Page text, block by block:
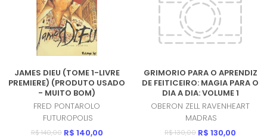
JAMES DIEU (TOME 1-LIVRE
PREMIERE) (PRODUTO USADO
- MUITO BOM)
FRED PONTAROLO
FUTUROPOLIS
R$ 140,00 R$ 140,00
GRIMORIO PARA O APRENDIZ
DE FEITICEIRO: MAGIA PARA O
DIA A DIA: VOLUME 1
(PRODUTO NOVO)
OBERON ZELL RAVENHEART
MADRAS
R$ 130,00 R$ 130,00